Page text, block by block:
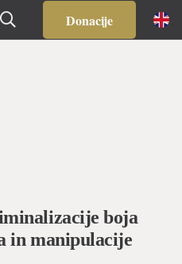
Donacije
boja
in manipulacije